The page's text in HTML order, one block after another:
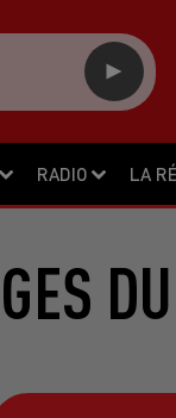
RADIO LA